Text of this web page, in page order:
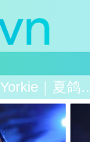
Yorkie｜夏鸽鸽 - 女忍